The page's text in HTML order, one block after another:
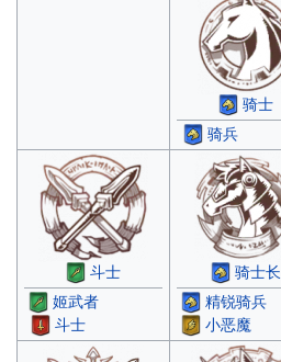
骑士
骑兵
斗士
姬武者
斗士
骑士长
精锐骑兵
小恶魔